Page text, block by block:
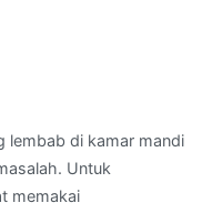
lembab di kamar mandi
Untuk
memakai